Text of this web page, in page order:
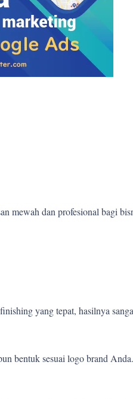
mewah dan profesional bagi
yang tepat, hasilnya
bentuk sesuai logo brand Anda.